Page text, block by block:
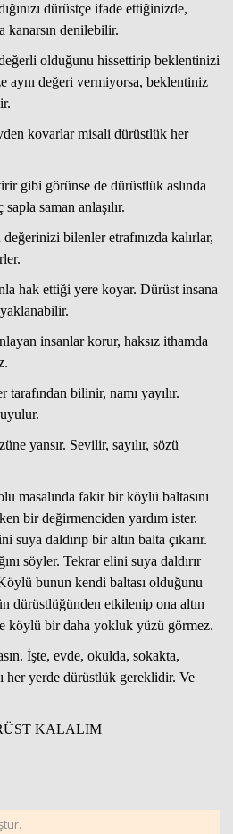
dürüstçe ifade ettiğinizde,
kanarsın denilebilir.
olduğunu hissettirip beklentinizi
aynı değeri vermiyorsa, beklentiniz
kovarlar misali dürüstlük her
gibi görünse de dürüstlük aslında
saman anlaşılır.
bilenler etrafınızda kalırlar,
hak ettiği yere koyar. Dürüst insana
insanlar korur, haksız ithamda
tarafından bilinir, namı yayılır.
yansır. Sevilir, sayılır, sözü
masalında fakir bir köylü baltasını
bir değirmenciden yardım ister.
suya daldırıp bir altın balta çıkarır.
söyler. Tekrar elini suya daldırır
bunun kendi baltası olduğunu
dürüstlüğünden etkilenip ona altın
köylü bir daha yokluk yüzü görmez.
İşte, evde, okulda, sokakta,
her yerde dürüstlük gereklidir. Ve
KALALIM
Haberin Doğru Adresi.